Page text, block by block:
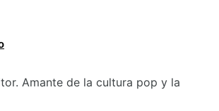
Amante de la cultura pop y la